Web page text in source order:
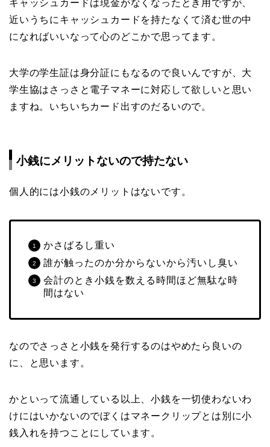
キャッシュカードは現金がなくなったとき用ですが、
近いうちにキャッシュカードを持たなくて済む世の中
になればいいなって心のどこかで思ってます。
大学の学生証は身分証にもなるので良いんですが、大
学生協はさっさと電子マネーに対応して欲しいと思い
ますね。いちいちカード出すのだるいので。
小銭にメリットないので持たない
個人的には小銭のメリットはないです。
かさばるし重い
誰が触ったのか分からないから汚いし臭い
会計のとき小銭を数える時間ほど無駄な時
間はない
なのでさっさと小銭を発行するのはやめたら良いの
に、と思います。
かといって流通している以上、小銭を一切使わないわ
けにはいかないのでぼくはマネークリップとは別に小
銭入れを持つことにしています。